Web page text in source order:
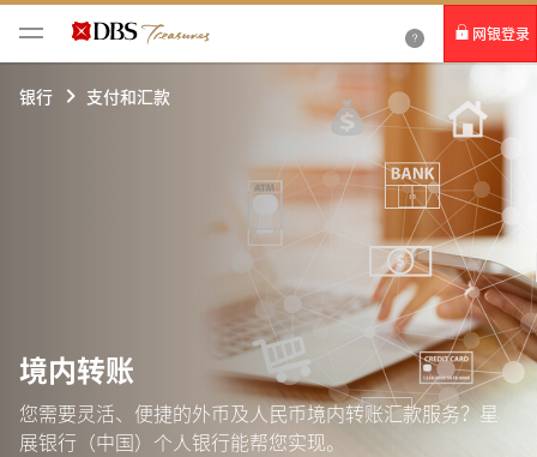
网银登录
企业网银IDEAL
银行 支付和汇款
境内转账
您需要灵活、便捷的外币及人民币境内转账汇款服务？星
展银行（中国）个人银行能帮您实现。